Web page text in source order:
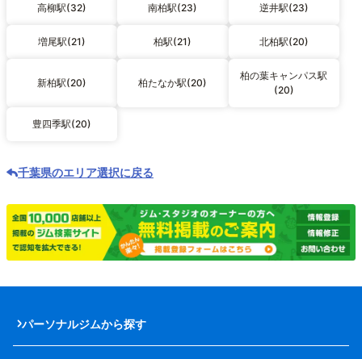
高柳駅(32) 南柏駅(23) 逆井駅(23)
増尾駅(21) 柏駅(21) 北柏駅(20)
新柏駅(20) 柏たなか駅(20)
柏の葉キャンパス駅
(20)
豊四季駅(20)
千葉県のエリア選択に戻る
パーソナルジムから探す